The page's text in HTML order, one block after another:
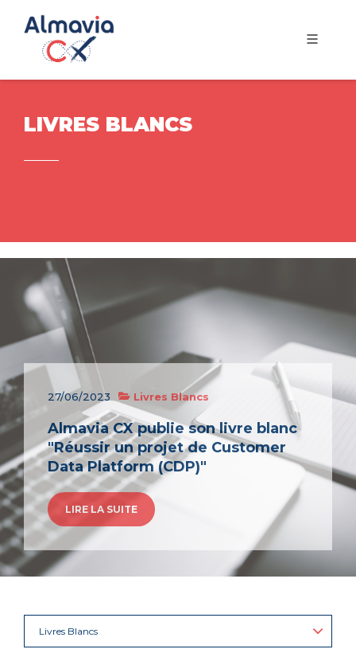
LIVRES BLANCS
27/06/2023 Livres Blancs
Almavia CX publie son livre blanc
"Réussir un projet de Customer
Data Platform (CDP)"
LIRE LA SUITE
Livres Blancs